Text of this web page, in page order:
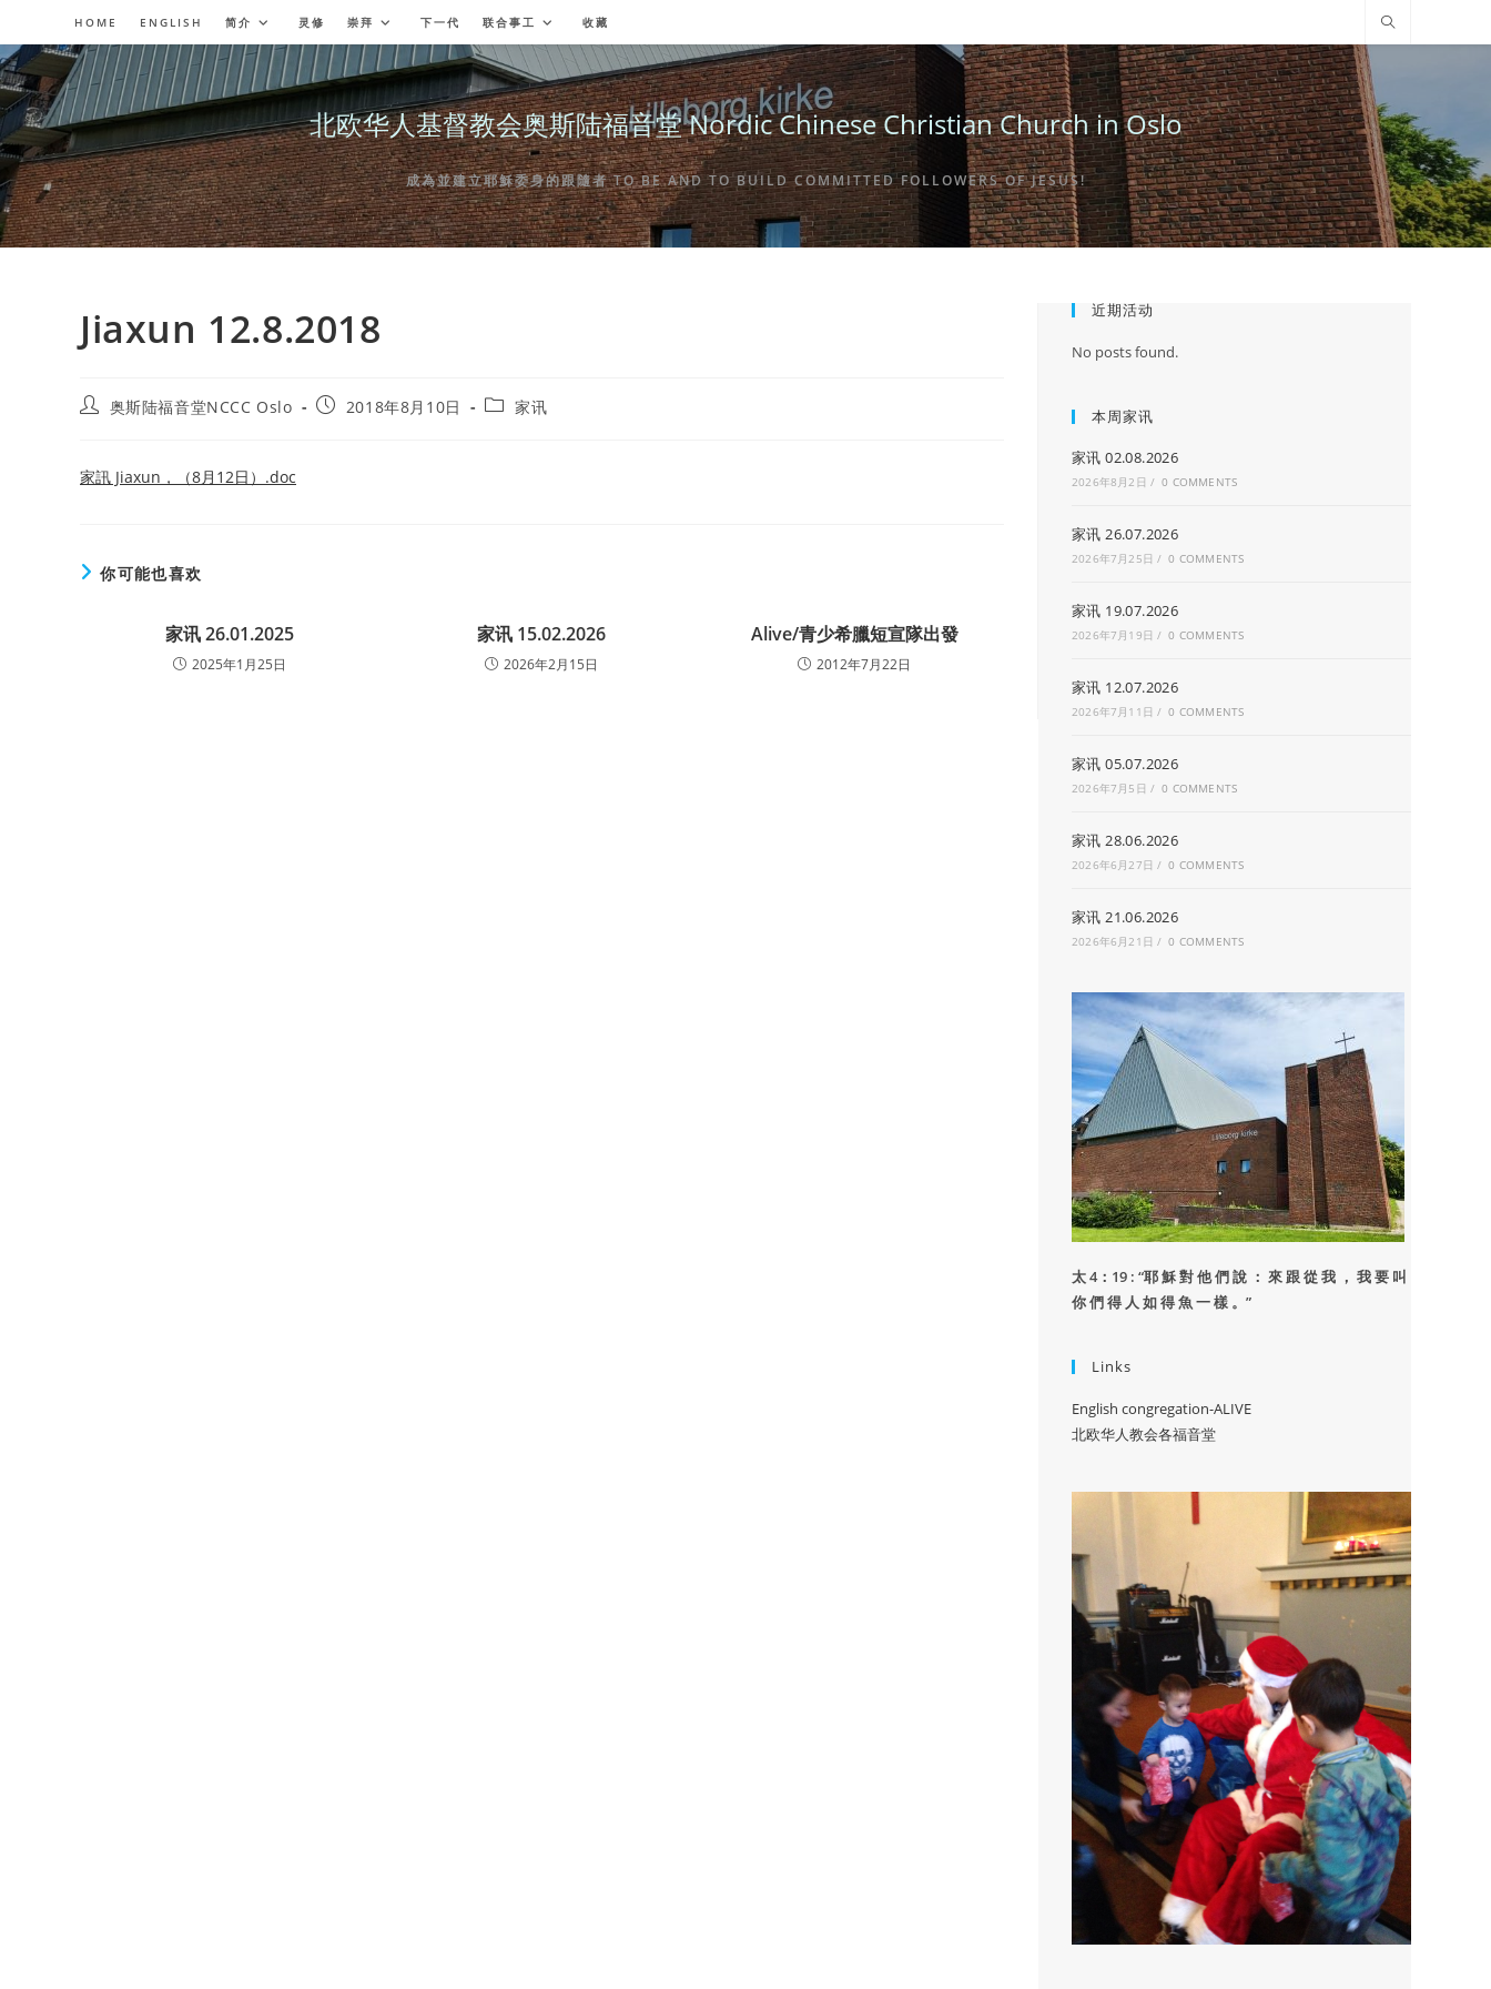
to
content
HOME ENGLISH 简介 灵修 崇拜 下一代 联合事工 收藏
北欧华人基督教会奥斯陆福音堂 Nordic Chinese Christian Church in Oslo
成為並建立耶穌委身的跟隨者 TO BE AND TO BUILD COMMITTED FOLLOWERS OF JESUS!
Jiaxun 12.8.2018
Post奥斯陆福音堂NCCC Oslo
Post2018年8月10日
Post家讯
家訊 Jiaxun，（8月12日）.doc
你可能也喜欢
家讯 26.01.2025
2025年1月25日
家讯 15.02.2026
2026年2月15日
Alive/青少希臘短宣隊出發
2012年7月22日
近期活动
No posts found.
本周家讯
家讯 02.08.2026
2026年8月2日 / 0 COMMENTS
家讯 26.07.2026
2026年7月25日 / 0 COMMENTS
家讯 19.07.2026
2026年7月19日 / 0 COMMENTS
家讯 12.07.2026
2026年7月11日 / 0 COMMENTS
家讯 05.07.2026
2026年7月5日 / 0 COMMENTS
家讯 28.06.2026
2026年6月27日 / 0 COMMENTS
家讯 21.06.2026
2026年6月21日 / 0 COMMENTS
太 4：19 : “耶 穌 對 他 們 說 ： 來 跟 從 我 ， 我 要 叫
你 們 得 人 如 得 魚 一 樣 。”
Links
English congregation-ALIVE
北欧华人教会各福音堂